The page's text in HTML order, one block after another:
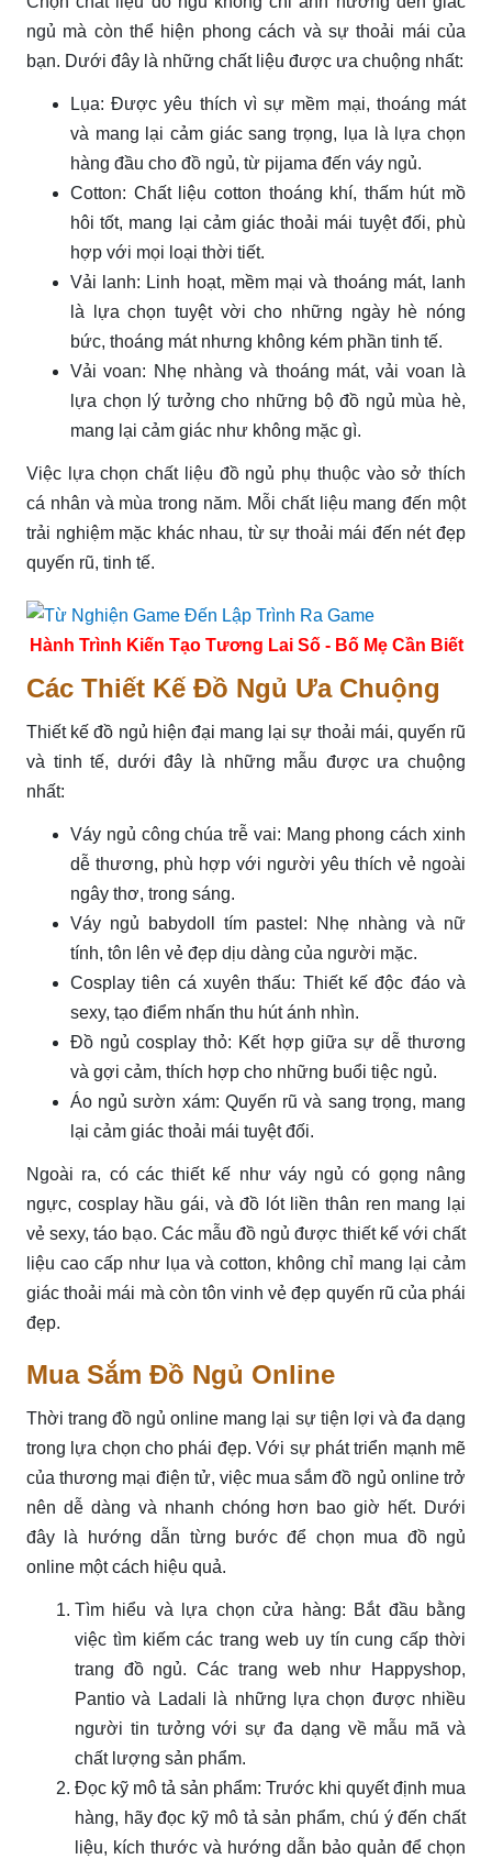
ngủ mà còn thể hiện phong cách và sự thoải mái của
bạn. Dưới đây là những chất liệu được ưa chuộng nhất:
Lụa: Được yêu thích vì sự mềm mại, thoáng mát
và mang lại cảm giác sang trọng, lụa là lựa chọn
hàng đầu cho đồ ngủ, từ pijama đến váy ngủ.
Cotton: Chất liệu cotton thoáng khí, thấm hút mồ
hôi tốt, mang lại cảm giác thoải mái tuyệt đối, phù
hợp với mọi loại thời tiết.
Vải lanh: Linh hoạt, mềm mại và thoáng mát, lanh
là lựa chọn tuyệt vời cho những ngày hè nóng
bức, thoáng mát nhưng không kém phần tinh tế.
Vải voan: Nhẹ nhàng và thoáng mát, vải voan là
lựa chọn lý tưởng cho những bộ đồ ngủ mùa hè,
mang lại cảm giác như không mặc gì.
Việc lựa chọn chất liệu đồ ngủ phụ thuộc vào sở thích
cá nhân và mùa trong năm. Mỗi chất liệu mang đến một
trải nghiệm mặc khác nhau, từ sự thoải mái đến nét đẹp
quyến rũ, tinh tế.
Hành Trình Kiến Tạo Tương Lai Số - Bố Mẹ Cần Biết
Các Thiết Kế Đồ Ngủ Ưa Chuộng
Thiết kế đồ ngủ hiện đại mang lại sự thoải mái, quyến rũ
và tinh tế, dưới đây là những mẫu được ưa chuộng
nhất:
Váy ngủ công chúa trễ vai: Mang phong cách xinh
dễ thương, phù hợp với người yêu thích vẻ ngoài
ngây thơ, trong sáng.
Váy ngủ babydoll tím pastel: Nhẹ nhàng và nữ
tính, tôn lên vẻ đẹp dịu dàng của người mặc.
Cosplay tiên cá xuyên thấu: Thiết kế độc đáo và
sexy, tạo điểm nhấn thu hút ánh nhìn.
Đồ ngủ cosplay thỏ: Kết hợp giữa sự dễ thương
và gợi cảm, thích hợp cho những buổi tiệc ngủ.
Áo ngủ sườn xám: Quyến rũ và sang trọng, mang
lại cảm giác thoải mái tuyệt đối.
Ngoài ra, có các thiết kế như váy ngủ có gọng nâng
ngực, cosplay hầu gái, và đồ lót liền thân ren mang lại
vẻ sexy, táo bạo. Các mẫu đồ ngủ được thiết kế với chất
liệu cao cấp như lụa và cotton, không chỉ mang lại cảm
giác thoải mái mà còn tôn vinh vẻ đẹp quyến rũ của phái
đẹp.
Mua Sắm Đồ Ngủ Online
Thời trang đồ ngủ online mang lại sự tiện lợi và đa dạng
trong lựa chọn cho phái đẹp. Với sự phát triển mạnh mẽ
của thương mại điện tử, việc mua sắm đồ ngủ online trở
nên dễ dàng và nhanh chóng hơn bao giờ hết. Dưới
đây là hướng dẫn từng bước để chọn mua đồ ngủ
online một cách hiệu quả.
Tìm hiểu và lựa chọn cửa hàng: Bắt đầu bằng
việc tìm kiếm các trang web uy tín cung cấp thời
trang đồ ngủ. Các trang web như Happyshop,
Pantio và Ladali là những lựa chọn được nhiều
người tin tưởng với sự đa dạng về mẫu mã và
chất lượng sản phẩm.
Đọc kỹ mô tả sản phẩm: Trước khi quyết định mua
hàng, hãy đọc kỹ mô tả sản phẩm, chú ý đến chất
liệu, kích thước và hướng dẫn bảo quản để chọn